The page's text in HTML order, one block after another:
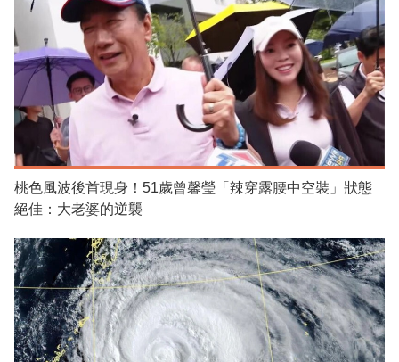
桃色風波後首現身！51歲曾馨瑩「辣穿露腰中空裝」狀態
絕佳：大老婆的逆襲